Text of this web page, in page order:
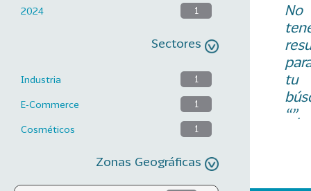
2024 1
Sectores
Industria 1
E-Commerce 1
Cosméticos 1
Zonas Geográficas
No
tu
“”.